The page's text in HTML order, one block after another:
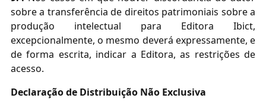
sobre a transferência de direitos patrimoniais sobre a
produção intelectual para Editora Ibict,
excepcionalmente, o mesmo deverá expressamente, e
de forma escrita, indicar a Editora, as restrições de
acesso.
Declaração de Distribuição Não Exclusiva